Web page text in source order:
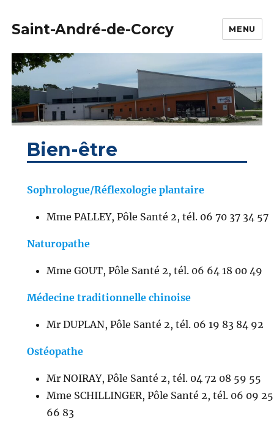
Saint-André-de-Corcy MENU
Bien-être
Sophrologue/Réflexologie plantaire
Mme PALLEY, Pôle Santé 2, tél. 06 70 37 34 57
Naturopathe
Mme GOUT, Pôle Santé 2, tél. 06 64 18 00 49
Médecine traditionnelle chinoise
Mr DUPLAN, Pôle Santé 2, tél. 06 19 83 84 92
Ostéopathe
Mr NOIRAY, Pôle Santé 2, tél. 04 72 08 59 55
Mme SCHILLINGER, Pôle Santé 2, tél. 06 09 25
66 83